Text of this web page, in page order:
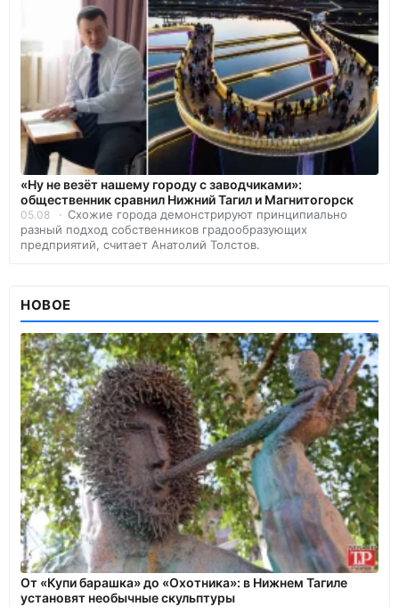
«Ну не везёт нашему городу с заводчиками»:
общественник сравнил Нижний Тагил и Магнитогорск
05.08
Схожие города демонстрируют принципиально
разный подход собственников градообразующих
предприятий, считает Анатолий Толстов.
НОВОЕ
От «Купи барашка» до «Охотника»: в Нижнем Тагиле
установят необычные скульптуры